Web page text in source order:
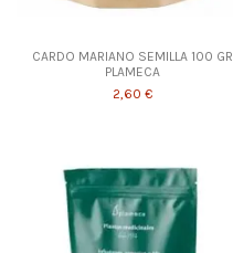
CARDO MARIANO SEMILLA 100 GR
PLAMECA
2,60 €